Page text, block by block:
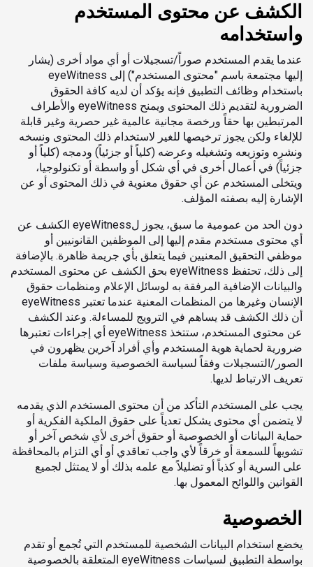
الكشف عن محتوى المستخدم
واستخدامه
عندما يقدم المستخدم صوراً/تسجيلات أو أي مواد أخرى (يشار
إليها مجتمعة باسم "محتوى المستخدم") إلى eyeWitness
باستخدام وظائف التطبيق فإنه يؤكد أن لديه كافة الحقوق
الضرورية لتقديم ذلك المحتوى ويمنح eyeWitness والأطراف
المرتبطين بها حقاً ورخصة مجانية عالمية غير حصرية وغير قابلة
للإلغاء ولكن يجوز ترخيصها للغير لاستخدام ذلك المحتوى ونسخه
ونشره وتوزيعه وتشغيله وعرضه (كلياً أو جزئياً) ودمجه (كلياً أو
جزئياً) في أعمال أخرى في أي شكل أو واسطة أو تكنولوجيا،
ويتخلى المستخدم عن أي حقوق معنوية في ذلك المحتوى أو عن
الإشارة إليه بصفته المؤلف.
دون الحد من عمومية ما سبق، يجوز لeyeWitness الكشف عن
أي محتوى مستخدم مقدم إليها إلى الموظفين القانونيين أو
موظفي التحقيق المعنيين فيما يتعلق بأي جريمة ظاهرة. بالإضافة
إلى ذلك، تحتفظ eyeWitness بحق الكشف عن محتوى المستخدم
والبيانات الإضافية المرفقة به لوسائل الإعلام ومنظمات حقوق
الإنسان وغيرها من المنظمات المعنية عندما تعتبر eyeWitness
أن ذلك الكشف قد يساهم في الترويج للمساءلة. وعند الكشف
عن محتوى المستخدم، ستتخذ eyeWitness أي إجراءات تعتبرها
ضرورية لحماية هوية المستخدم وأي أفراد آخرين يظهرون في
الصور/التسجيلات وفقاً لسياسة الخصوصية وسياسة ملفات
تعريف الارتباط لديها.
يجب على المستخدم التأكد من أن محتوى المستخدم الذي يقدمه
لا يتضمن أي محتوى يشكل تعدياً على حقوق الملكية الفكرية أو
حماية البيانات أو الخصوصية أو حقوق أخرى لأي شخص آخر أو
تشويهاً للسمعة أو خرقاً لأي واجب تعاقدي أو أي التزام بالمحافظة
على السرية أو كذباً أو تضليلاً مع علمه بذلك أو لا يمتثل لجميع
القوانين واللوائح المعمول بها.
الخصوصية
يخضع استخدام البيانات الشخصية للمستخدم التي تُجمع أو تقدم
بواسطة التطبيق لسياسات eyeWitness المتعلقة بالخصوصية